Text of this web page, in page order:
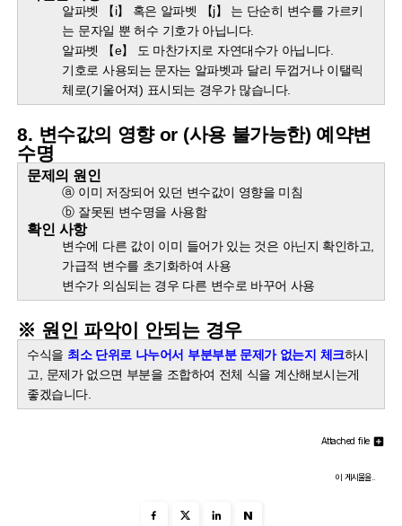
알파벳 【i】 혹은 알파벳 【j】 는 단순히 변수를 가르키
는 문자일 뿐 허수 기호가 아닙니다.
알파벳 【e】 도 마찬가지로 자연대수가 아닙니다.
기호로 사용되는 문자는 알파벳과 달리 두껍거나 이탤릭
체로(기울어져) 표시되는 경우가 많습니다.
8. 변수값의 영향 or (사용 불가능한) 예약변
수명
문제의 원인
ⓐ 이미 저장되어 있던 변수값이 영향을 미침
ⓑ 잘못된 변수명을 사용함
확인 사항
변수에 다른 값이 이미 들어가 있는 것은 아닌지 확인하고,
가급적 변수를 초기화하여 사용
변수가 의심되는 경우 다른 변수로 바꾸어 사용
※ 원인 파악이 안되는 경우
수식을 최소 단위로 나누어서 부분부분 문제가 없는지 체크하시
고, 문제가 없으면 부분을 조합하여 전체 식을 계산해보시는게
좋겠습니다.
Attached file
이 게시물을..
N